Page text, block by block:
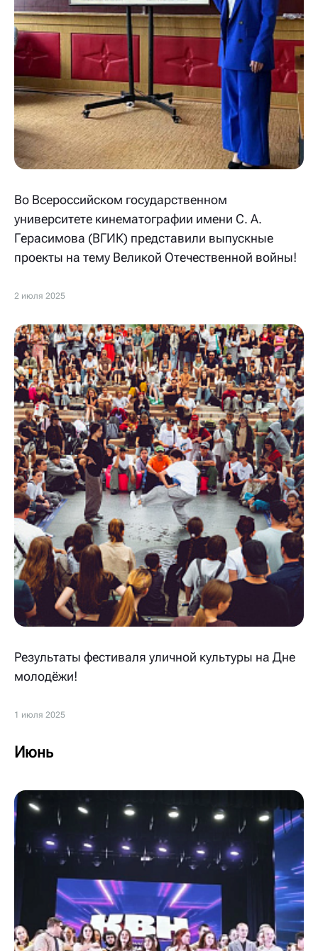
Во Всероссийском государственном
университете кинематографии имени С. А.
Герасимова (ВГИК) представили выпускные
проекты на тему Великой Отечественной войны!
2 июля 2025
Результаты фестиваля уличной культуры на Дне
молодёжи!
1 июля 2025
Июнь